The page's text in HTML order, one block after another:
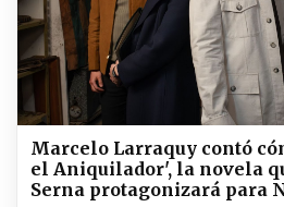
Marcelo Larraquy contó
el Aniquilador', la novela
Serna protagonizará para